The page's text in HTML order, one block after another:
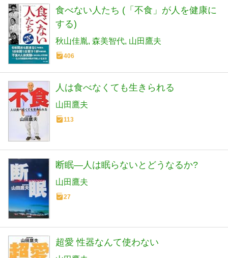
食べない人たち (「不食」が人を健康に
する)
秋山佳胤 森美智代 山田鷹夫
406
人は食べなくても生きられる
山田鷹夫
113
断眠―人は眠らないとどうなるか?
山田鷹夫
27
超愛 性器なんて使わない